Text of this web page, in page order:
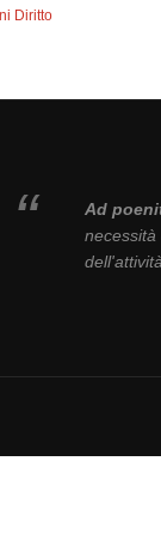
Diritto
Ad
necessità